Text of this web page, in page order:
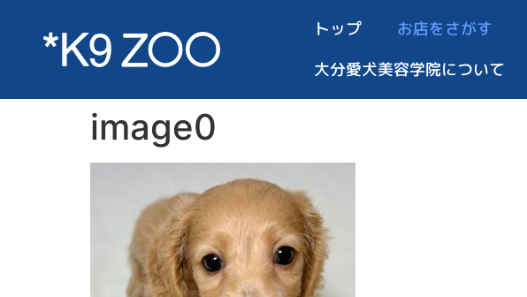
トップ お店をさがす
大分愛犬美容学院について
image0